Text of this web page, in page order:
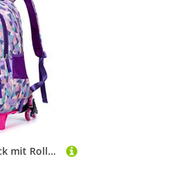
IvyH Kinder Rucksack mit Rollen, Schulranzen Trolley Schultasche Multifunktions Trolley Schulrucksack für Teenager Jungen Mädchen, Lila